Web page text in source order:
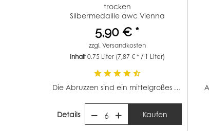
trocken
Silbermedaille awc Vienna
(Jahrgang 2017)...
5,90 € *
zzgl. Versandkosten
Inhalt0.75 Liter (7,87 € * / 1 Liter)
Die Abruzzen sind ein mittelgroßes Weinbaugebiet in...
Details 6 Kaufen